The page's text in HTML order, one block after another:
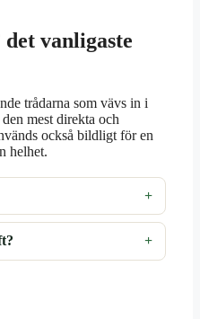
vanligaste
trådarna som vävs in i
mest direkta och
också bildligt för en
helhet.